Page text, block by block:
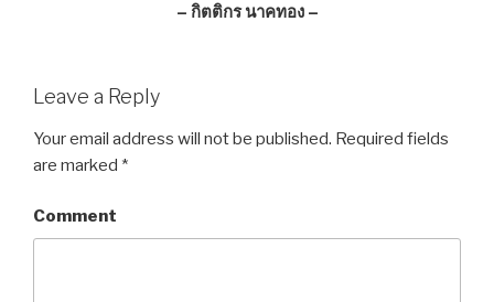
– กิตติกร นาคทอง –
Leave a Reply
Your email address will not be published. Required fields
are marked *
Comment